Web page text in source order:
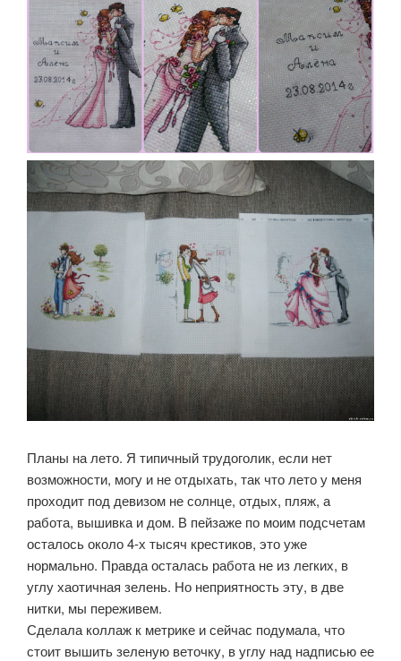
Планы на лето. Я типичный трудоголик, если нет
возможности, могу и не отдыхать, так что лето у меня
проходит под девизом не солнце, отдых, пляж, а
работа, вышивка и дом. В пейзаже по моим подсчетам
осталось около 4-х тысяч крестиков, это уже
нормально. Правда осталась работа не из легких, в
углу хаотичная зелень. Но неприятность эту, в две
нитки, мы переживем.
Сделала коллаж к метрике и сейчас подумала, что
стоит вышить зеленую веточку, в углу над надписью ее